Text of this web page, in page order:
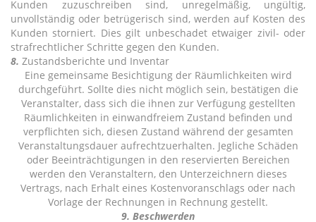
Kunden zuzuschreiben sind, unregelmäßig, ungültig,
unvollständig oder betrügerisch sind, werden auf Kosten des
Kunden storniert. Dies gilt unbeschadet etwaiger zivil- oder
strafrechtlicher Schritte gegen den Kunden.
8. Zustandsberichte und Inventar
Eine gemeinsame Besichtigung der Räumlichkeiten wird
durchgeführt. Sollte dies nicht möglich sein, bestätigen die
Veranstalter, dass sich die ihnen zur Verfügung gestellten
Räumlichkeiten in einwandfreiem Zustand befinden und
verpflichten sich, diesen Zustand während der gesamten
Veranstaltungsdauer aufrechtzuerhalten. Jegliche Schäden
oder Beeinträchtigungen in den reservierten Bereichen
werden den Veranstaltern, den Unterzeichnern dieses
Vertrags, nach Erhalt eines Kostenvoranschlags oder nach
Vorlage der Rechnungen in Rechnung gestellt.
9. Beschwerden